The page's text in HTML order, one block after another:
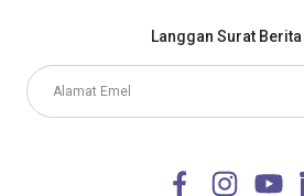
Langgan Surat